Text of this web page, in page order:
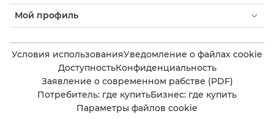
Мой профиль
Условия использованияУведомление о файлах cookie
ДоступностьКонфиденциальность
Заявление о современном рабстве (PDF)
Потребитель: где купитьБизнес: где купить
Параметры файлов cookie